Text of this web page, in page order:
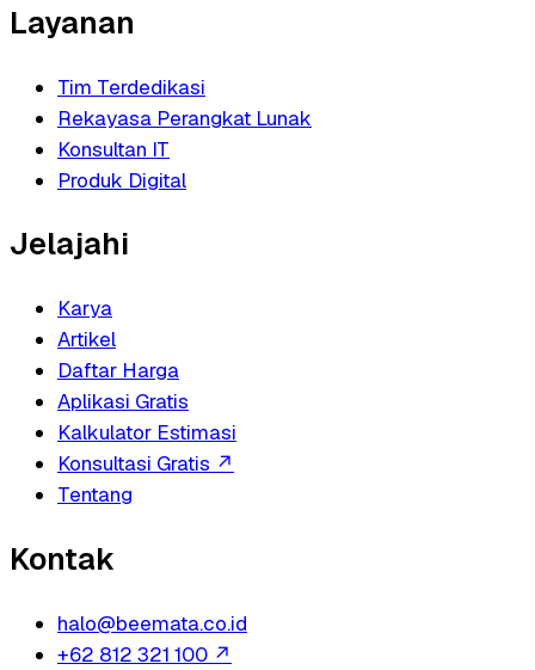
Layanan
Tim Terdedikasi
Rekayasa Perangkat Lunak
Konsultan IT
Produk Digital
Jelajahi
Karya
Artikel
Daftar Harga
Aplikasi Gratis
Kalkulator Estimasi
Konsultasi Gratis ↗
Tentang
Kontak
halo@beemata.co.id
+62 812 321 100 ↗